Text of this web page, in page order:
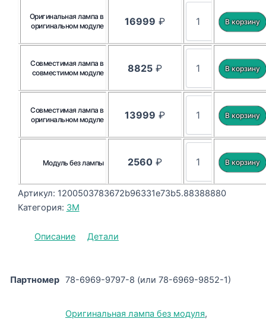
Оригинальная лампа в
оригинальном модуле
16999 ₽
Совместимая лампа в
совместимом модуле
8825₽
Совместимая лампа в
оригинальном модуле
13999 ₽
Модуль без лампы 2560₽
Артикул: 1200503783672b96331e73b5.88388880
Категория: 3M
Описание Детали
Партномер 78-6969-9797-8 (или 78-6969-9852-1)
Оригинальная лампа без модуля,